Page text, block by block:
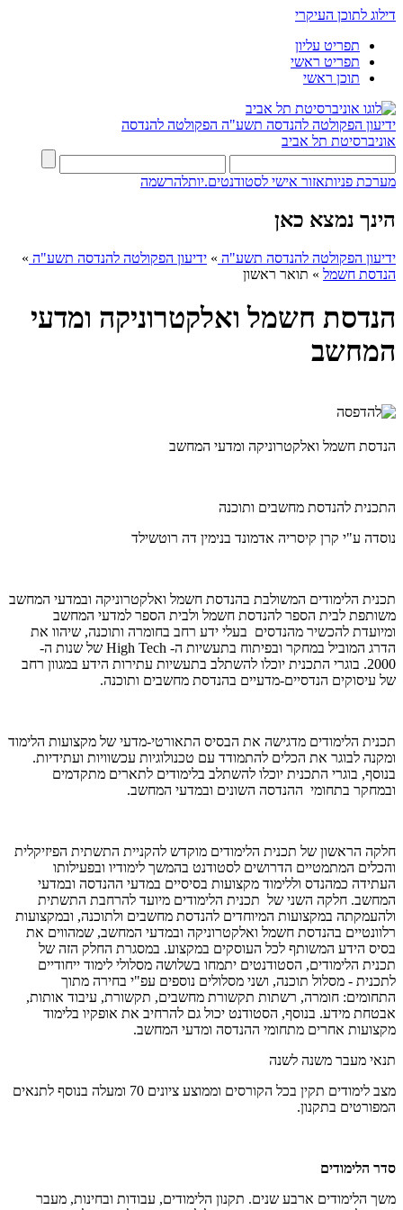
דילוג לתוכן העיקרי
תפריט עליון
תפריט ראשי
תוכן ראשי
ידיעון הפקולטה להנדסה תשע"ה הפקולטה להנדסה
אוניברסיטת תל אביב
מערכת פניותאזור אישי לסטודנטים.יותלהרשמה
הינך נמצא כאן
ידיעון הפקולטה להנדסה תשע"ה » ידיעון הפקולטה להנדסה תשע"ה »
הנדסת חשמל » תואר ראשון
הנדסת חשמל ואלקטרוניקה ומדעי
המחשב
הנדסת חשמל ואלקטרוניקה ומדעי המחשב
התכנית להנדסת מחשבים ותוכנה
נוסדה ע"י קרן קיסריה אדמונד בנימין דה רוטשילד
תכנית הלימודים המשולבת בהנדסת חשמל ואלקטרוניקה ובמדעי המחשב
משותפת לבית הספר להנדסת חשמל ולבית הספר למדעי המחשב
ומיועדת להכשיר מהנדסים בעלי ידע רחב בחומרה ותוכנה, שיהוו את
הדרג המוביל במחקר ובפיתוח בתעשיות ה- High Tech של שנות ה-
2000. בוגרי התכנית יוכלו להשתלב בתעשיות עתירות הידע במגוון רחב
של עיסוקים הנדסיים-מדעיים בהנדסת מחשבים ותוכנה.
תכנית הלימודים מדגישה את הבסיס התאורטי-מדעי של מקצועות הלימוד
ומקנה לבוגר את הכלים להתמודד עם טכנולוגיות עכשוויות ועתידיות.
בנוסף, בוגרי התכנית יוכלו להשתלב בלימודים לתארים מתקדמים
ובמחקר בתחומי ההנדסה השונים ובמדעי המחשב.
חלקה הראשון של תכנית הלימודים מוקדש להקניית התשתית הפיזיקלית
והכלים המתמטיים הדרושים לסטודנט בהמשך לימודיו ובפעילותו
העתידה כמהנדס וללימוד מקצועות בסיסיים במדעי ההנדסה ובמדעי
המחשב. חלקה השני של תכנית הלימודים מיועד להרחבת התשתית
ולהעמקתה במקצועות המיוחדים להנדסת מחשבים ולתוכנה, ובמקצועות
רלוונטיים בהנדסת חשמל ואלקטרוניקה ובמדעי המחשב, שמהווים את
בסיס הידע המשותף לכל העוסקים במקצוע. במסגרת החלק הזה של
תכנית הלימודים, הסטודנטים יתמחו בשלושה מסלולי לימוד ייחודיים
לתכנית - מסלול תוכנה, ושני מסלולים נוספים עפ"י בחירה מתוך
התחומים: חומרה, רשתות תקשורת מחשבים, תקשורת, עיבוד אותות,
אבטחת מידע. בנוסף, הסטודנט יכול גם להרחיב את אופקיו בלימוד
מקצועות אחרים מתחומי ההנדסה ומדעי המחשב.
תנאי מעבר משנה לשנה
מצב לימודים תקין בכל הקורסים וממוצע ציונים 70 ומעלה בנוסף לתנאים
המפורטים בתקנון.
סדר הלימודים
משך הלימודים ארבע שנים. תקנון הלימודים, עבודות ובחינות, מעבר